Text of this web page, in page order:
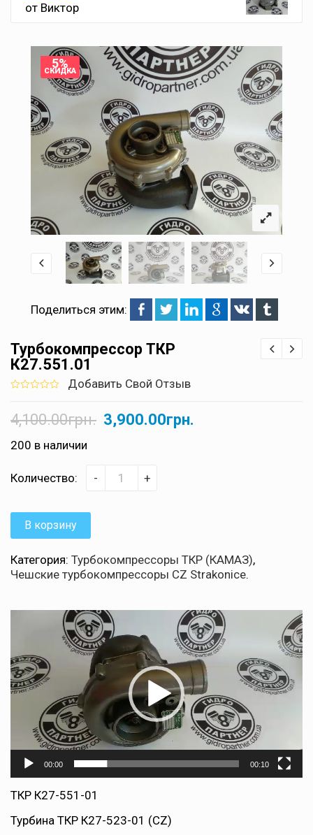
Оценка5
от Виктор
5%
СКИДКА
Поделиться этим:
Турбокомпрессор ТКР
К27.551.01
of
based
customer
ratings
Добавить Свой Отзыв
4,100.00грн. 3,900.00грн.
200 в наличии
Количество: - +
В корзину
Категория: Турбокомпрессоры ТКР (КАМАЗ),
Чешские турбокомпрессоры CZ Strakonice.
Видеоплеер
00:00 00:10
ТКР К27-551-01
Турбина ТКР К27-523-01 (CZ)